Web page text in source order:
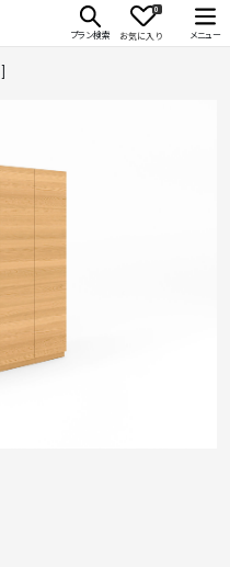
プラン検索 メニュー
0
お気に入り